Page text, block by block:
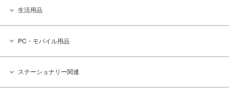
生活用品
PC・モバイル用品
ステーショナリー関連